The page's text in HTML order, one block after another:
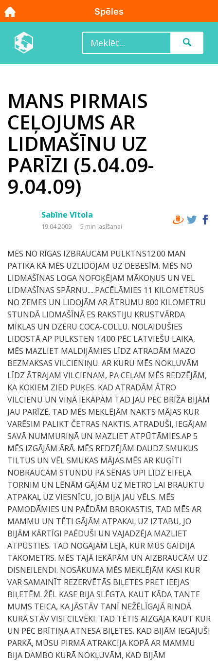
MANS PIRMAIS
CEĻOJUMS AR
LIDMAŠĪNU UZ
PARĪZI (5.04.09-
9.04.09)
Sabīne Vītola
19.04.2009 5 min lasīšanai
MĒS NO RĪGAS IZBRAUCĀM PULKTNS12.00 MAN
PATIKA KĀ MĒS UZLIDOJAM UZ DEBESĪM. MĒS NO
LIDMAŠĪNAS LOGA NOFOĶĒJAM MĀKOŅUS UN VEL
LIDMAŠĪNAS SPĀRNU.....PACĒLĀMIES 11 KILOMETRUS
NO ZEMES UN LIDOJĀM AR ĀTRUMU 800 KILOMETRU
STUNDĀ LIDMAŠĪNĀ ES RAKSTIJU KRUSTVĀRDA
MĪKLAS UN DZĒRU COCA-COLLU. NOLAIDUŠIES
LIDOSTĀ AP PULKSTEN 14.00 PĒC LATVIEŠU LAIKA,
MĒS MAZLIET MALDIJĀMIES LĪDZ ATRADĀM MAZO
BEZMAKSAS VILCIENIŅU. AR KURU MĒS NOKĻUVĀM
LĪDZ ĀTRAJAM VILCIENAM, PA CEĻAM MĒS REDZĒJĀM,
KA KOKIEM ZIED PUĶES. KAD ATRADĀM ĀTRO
VILCIENU UN VIŅĀ IEKĀPĀM TAD JAU PĒC BRĪŽA BIJĀM
JAU PARĪZĒ. TAD MĒS MEKLĒJĀM NAKTS MĀJAS KUR
VARĒSIM PALIKT ČETRAS NAKTIS. ATRADUŠI, IEGĀJAM
SAVĀ NUMMURIŅĀ UN MAZLIET ATPŪTĀMIES.AP 5
MĒS IZGĀJĀM ĀRĀ. MĒS REDZĒJĀM DAUDZ SMUKUS
TILTUS UN VĒL SMUKAS MĀJAS.MĒS AR KUĢĪTI
NOBRAUCĀM STUNDU PA SĒNAS UPI LĪDZ EIFEĻA
TORNIM UN LĒNĀM GĀJĀM UZ METRO LAI BRAUKTU
ATPAKAĻ UZ VIESNĪCU, JO BIJA JAU VĒLS. MĒS
PAMODĀMIES UN PAĒDĀM BROKASTIS, TAD MĒS AR
MAMMU UN TĒTI GĀJĀM ATPAKAĻ UZ IZTABU, JO
BIJĀM KĀRTĪGI PAĒDUŠI UN VAJADZĒJA MAZLIET
ATPŪSTIES. TAD NOGĀJĀM LEJĀ, KUR MŪS GAIDIJA
TAKOMETRS. MĒS TAJĀ IEKĀPĀM UN AIZBRAUCĀM UZ
DISNEILENDI. NOSĀKUMA MĒS MEKLĒJĀM KASI KUR
VAR SAMAINĪT REZERVĒTĀS BIĻETES PRET IEEJAS
BIĻETĒM. ŽĒL KASE BIJA SLĒGTA. KAUT KĀDA TANTE
MUMS TEICA, KA JĀSTĀV TANĪ NEŽĒLĪGAJĀ RINDĀ
KURĀ STĀV VISI CILVĒKI. TAD TĒTIS AIZGĀJA KAUT KUR
UN PĒC BRĪTIŅA ATNESA BIĻETES. KAD BIJĀM IEGĀJUŠI
PARKĀ, MŪSU PIRMĀ ATRAKCIJA KOPĀ AR MAMMU
BIJA DAMBO KURĀ NOKĻUVĀM, KAD BIJĀM